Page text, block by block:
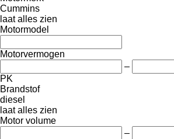
Cummins
laat alles zien
Motormodel
Motorvermogen
–
PK
Brandstof
diesel
laat alles zien
Motor volume
–